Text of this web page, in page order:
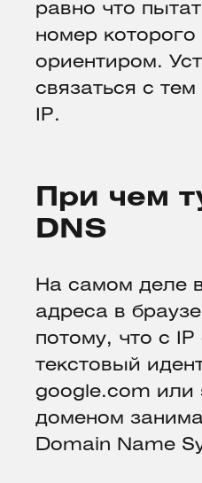
равно что
номер
ориентиром.
связаться с
IP.
При чем
DNS
На самом деле
адреса в
потому, что с
текстовый
google.com или
доменом
Domain Name